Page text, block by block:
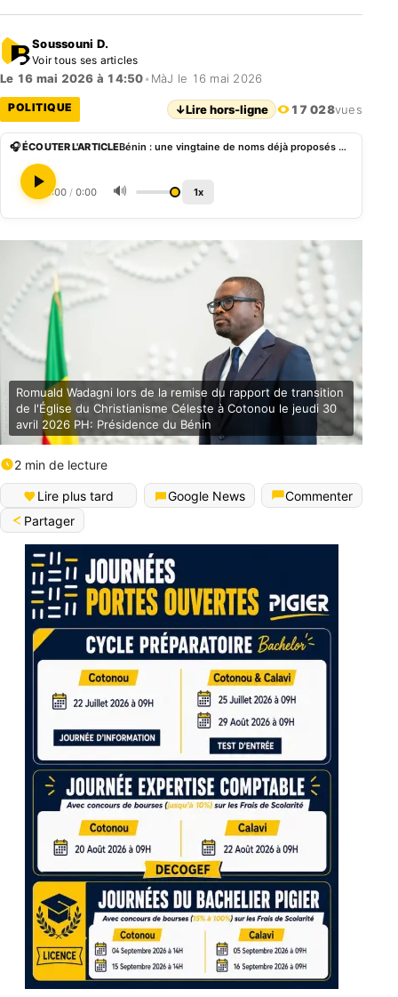
Soussouni D.
Voir tous ses articles
Le 16 mai 2026 à 14:50• MàJ le 16 mai 2026
POLITIQUE ↓Lire hors-ligne 17 028vues
🎧 ÉCOUTER L'ARTICLE Bénin : une vingtaine de noms déjà proposés par l’UPR et le BR pour le futur gouvernement
0:00 / 0:00 🔊 1x
Romuald Wadagni lors de la remise du rapport de transition
de l'Église du Christianisme Céleste à Cotonou le jeudi 30
avril 2026 PH: Présidence du Bénin
2 min de lecture
Lire plus tard Google News
Commenter
Partager